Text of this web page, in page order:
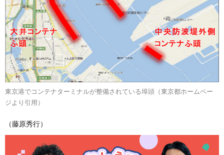
東京港でコンテナターミナルが整備されている埠頭（東京都ホームペー
ジより引用）
（藤原秀行）